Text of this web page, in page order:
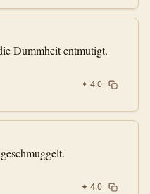
Dummheit entmutigt.
✦ 4.0
✦ 4.0